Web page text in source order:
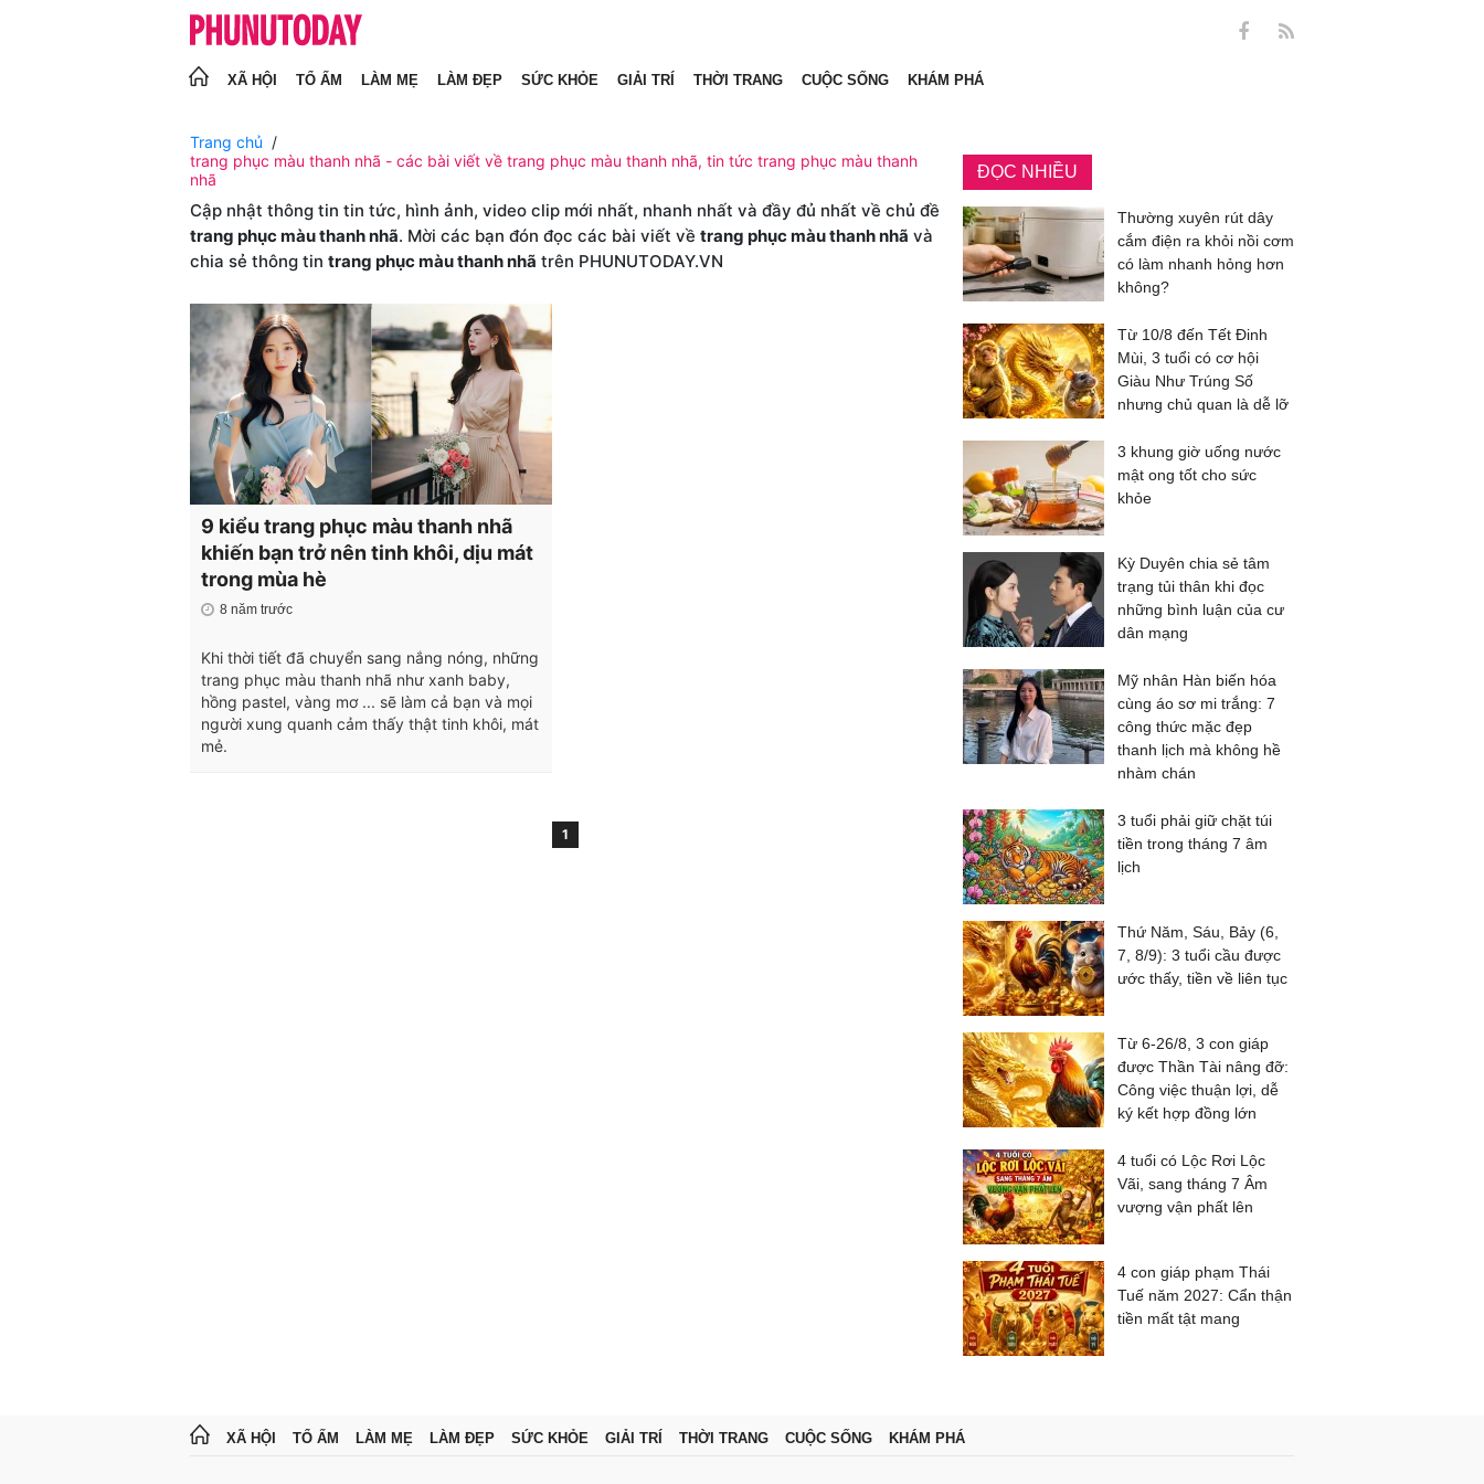
XÃ HỘI TỔ ẤM LÀM MẸ LÀM ĐẸP SỨC KHỎE GIẢI TRÍ THỜI TRANG CUỘC SỐNG KHÁM PHÁ
Trang chủ
trang phục màu thanh nhã - các bài viết về trang phục màu thanh nhã, tin tức trang phục màu thanh
nhã
Cập nhật thông tin tin tức, hình ảnh, video clip mới nhất, nhanh nhất và đầy đủ nhất về chủ đề
trang phục màu thanh nhã. Mời các bạn đón đọc các bài viết về trang phục màu thanh nhã và
chia sẻ thông tin trang phục màu thanh nhã trên PHUNUTODAY.VN
9 kiểu trang phục màu thanh nhã
khiến bạn trở nên tinh khôi, dịu mát
trong mùa hè
8 năm trước
Khi thời tiết đã chuyển sang nắng nóng, những
trang phục màu thanh nhã như xanh baby,
hồng pastel, vàng mơ ... sẽ làm cả bạn và mọi
người xung quanh cảm thấy thật tinh khôi, mát
mẻ.
1
ĐỌC NHIỀU
Thường xuyên rút dây
cắm điện ra khỏi nồi cơm
có làm nhanh hỏng hơn
không?
Từ 10/8 đến Tết Đinh
Mùi, 3 tuổi có cơ hội
Giàu Như Trúng Số
nhưng chủ quan là dễ lỡ
3 khung giờ uống nước
mật ong tốt cho sức
khỏe
Kỳ Duyên chia sẻ tâm
trạng tủi thân khi đọc
những bình luận của cư
dân mạng
Mỹ nhân Hàn biến hóa
cùng áo sơ mi trắng: 7
công thức mặc đẹp
thanh lịch mà không hề
nhàm chán
3 tuổi phải giữ chặt túi
tiền trong tháng 7 âm
lịch
Thứ Năm, Sáu, Bảy (6,
7, 8/9): 3 tuổi cầu được
ước thấy, tiền về liên tục
Từ 6-26/8, 3 con giáp
được Thần Tài nâng đỡ:
Công việc thuận lợi, dễ
ký kết hợp đồng lớn
4 tuổi có Lộc Rơi Lộc
Vãi, sang tháng 7 Âm
vượng vận phất lên
4 con giáp phạm Thái
Tuế năm 2027: Cẩn thận
tiền mất tật mang
XÃ HỘI TỔ ẤM LÀM MẸ LÀM ĐẸP SỨC KHỎE GIẢI TRÍ THỜI TRANG CUỘC SỐNG KHÁM PHÁ